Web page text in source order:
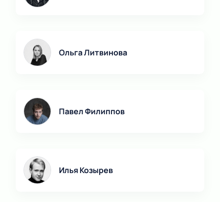
Ольга Литвинова
Павел Филиппов
Илья Козырев